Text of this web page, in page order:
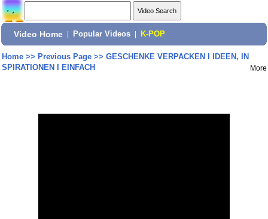
Video Home Popular Videos K-POP
Home>> Previous Page>> GESCHENKE VERPACKEN I IDEEN, IN
SPIRATIONEN I EINFACH
More